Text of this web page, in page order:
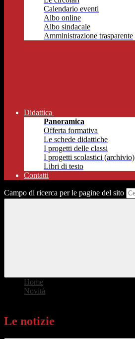
Calendario eventi
Albo online
Albo sindacale
Amministrazione trasparente
Didattica
Panoramica
Offerta formativa
Le schede didattiche
I progetti delle classi
I progetti scolastici (archivio)
Libri di testo
Contatti
Campo di ricerca per le pagine del sito
Home
Novità
Le notizie